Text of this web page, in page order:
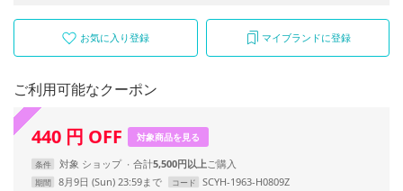
お気に入り登録 マイブランドに登録
ご利用可能なクーポン
440 円 OFF 対象商品を見る
条件 対象 ショップ 合計5,500円以上
期間 8月9日 (Sun) 23:59まで コード
SCYH-1963-H0809Z